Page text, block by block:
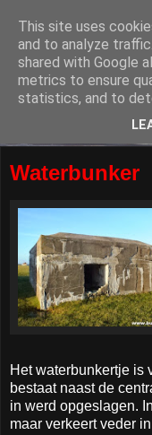
Waterbunker
Het waterbunkertje is
bestaat naast de
in werd opgeslagen.
maar verkeert veder
This site uses
and to analyze
shared with Google
metrics to ensure
statistics, and to